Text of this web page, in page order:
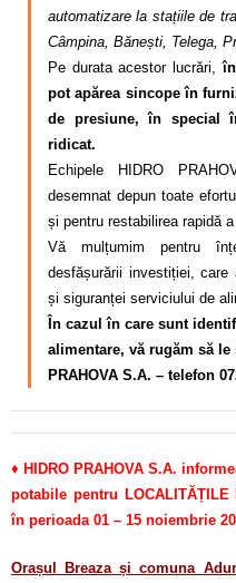
automatizare la stațiile de
Câmpina, Bănești, Telega,
Pe durata acestor lucrări,
pot apărea sincope în
de presiune, în special
ridicat.
Echipele HIDRO
desemnat depun toate
și pentru restabilirea rapidă
Vă mulțumim pentru
desfășurării investiției,
și siguranței serviciului de
În cazul în care sunt
alimentare, vă rugăm să le
PRAHOVA S.A. – telefon
♦ HIDRO PRAHOVA S.A.
potabile pentru
în perioada 01 – 15 noiembrie
Orașul Breaza și comuna